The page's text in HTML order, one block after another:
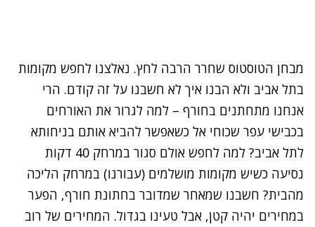
מבחן הטוסטוס שחרר הרבה לחץ. נאלצנו לחפש מקומות
בתל אביב ולא הבנו איך לא חשבנו על זה קודם. הרי
אנחנו מתחתנים בחורף – למה לגרור את האורחים
בכבישי עפר שכוחי אל כשאפשר להביא אותם בניחותא
לתל אביב? למה לחפש אולם סגור במרחק 40 דקות
נסיעה כשיש מקומות מושלמים (עבורנו) במרחק הליכה
מהבית? חשבנו שמאחר שמדובר בחתונת חורף, הפער
במחירים יהיה קטן, אבל טעינו בגדול. המחירים של רוב